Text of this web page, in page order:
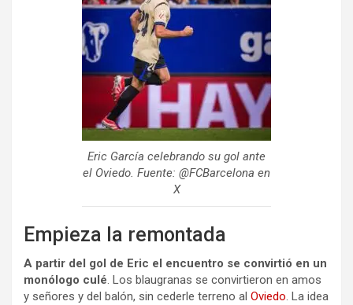
Eric García celebrando su gol ante
el Oviedo. Fuente: @FCBarcelona en
X
Empieza la remontada
A partir del gol de Eric el encuentro se convirtió en un
monólogo culé. Los blaugranas se convirtieron en amos
y señores y del balón, sin cederle terreno al Oviedo. La idea